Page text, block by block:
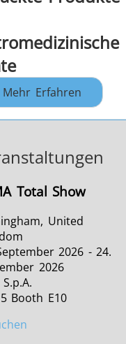
Mehr Erfahren
Total Show
United
2026 - 24.
2026
S.p.A.
Booth E10